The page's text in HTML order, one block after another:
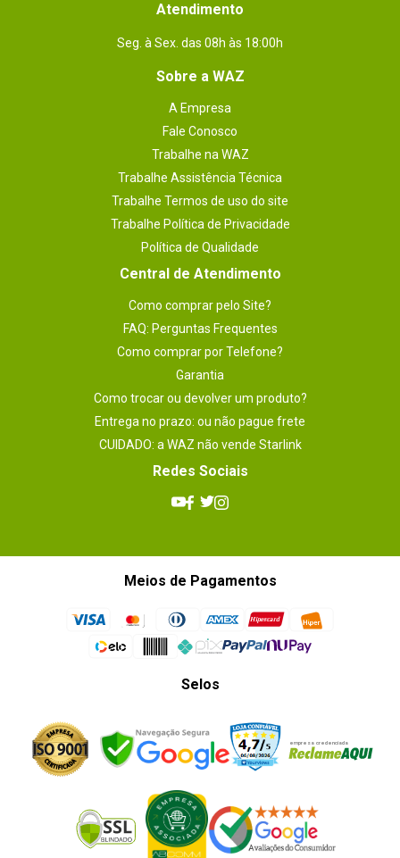
Atendimento
Seg. à Sex. das 08h às 18:00h
Sobre a WAZ
A Empresa
Fale Conosco
Trabalhe na WAZ
Trabalhe Assistência Técnica
Trabalhe Termos de uso do site
Trabalhe Política de Privacidade
Política de Qualidade
Central de Atendimento
Como comprar pelo Site?
FAQ: Perguntas Frequentes
Como comprar por Telefone?
Garantia
Como trocar ou devolver um produto?
Entrega no prazo: ou não pague frete
CUIDADO: a WAZ não vende Starlink
Redes Sociais
Meios de Pagamentos
Selos